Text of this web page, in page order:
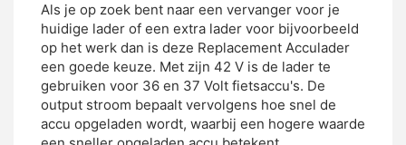
Als je op zoek bent naar een vervanger voor je
huidige lader of een extra lader voor bijvoorbeeld
op het werk dan is deze Replacement Acculader
een goede keuze. Met zijn 42 V is de lader te
gebruiken voor 36 en 37 Volt fietsaccu's. De
output stroom bepaalt vervolgens hoe snel de
accu opgeladen wordt, waarbij een hogere waarde